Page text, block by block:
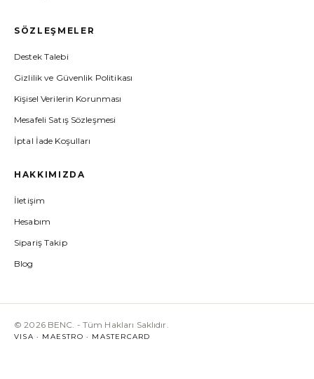
Koku
Kuruluk
Leke & Ton Eşitleme
Serumlar
Temizleyiciler
Tonikler
SÖZLEŞMELER
Destek Talebi
Gizlilik ve Güvenlik Politikası
Kişisel Verilerin Korunması
Mesafeli Satış Sözleşmesi
İptal İade Koşulları
HAKKIMIZDA
İletişim
Hesabım
Sipariş Takip
Blog
© 2026 BENC. - Tüm Hakları Saklıdır.
VISA · MAESTRO · MASTERCARD